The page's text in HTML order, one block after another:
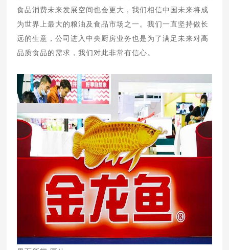
食品消费未来发展空间也会更大，我们相信中国未来将成
为世界上最大的粮油及食品市场之一。我们一直坚持做长
远的生意，公司进入中央厨房业务也是为了满足未来对高
品质食品的需求，我们对此非常有信心。